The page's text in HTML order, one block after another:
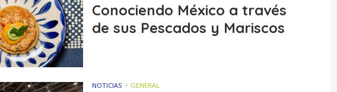
Conociendo México a través
de sus Pescados y Mariscos
NOTICIAS GENERAL